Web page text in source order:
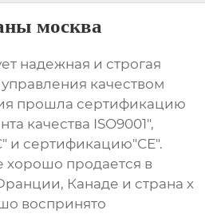
москва
надежная и строгая
качеством
прошла сертификацию
качества ISO9001",
и сертификацию"СЕ".
продается в
Канаде и страна х
воспринято